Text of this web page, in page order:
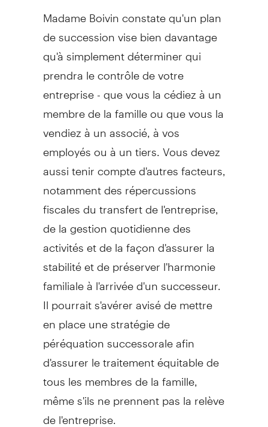
Madame Boivin constate qu'un plan
de succession vise bien davantage
qu'à simplement déterminer qui
prendra le contrôle de votre
entreprise - que vous la cédiez à un
membre de la famille ou que vous la
vendiez à un associé, à vos
employés ou à un tiers. Vous devez
aussi tenir compte d'autres facteurs,
notamment des répercussions
fiscales du transfert de l'entreprise,
de la gestion quotidienne des
activités et de la façon d'assurer la
stabilité et de préserver l'harmonie
familiale à l'arrivée d'un successeur.
Il pourrait s'avérer avisé de mettre
en place une stratégie de
péréquation successorale afin
d'assurer le traitement équitable de
tous les membres de la famille,
même s'ils ne prennent pas la relève
de l'entreprise.